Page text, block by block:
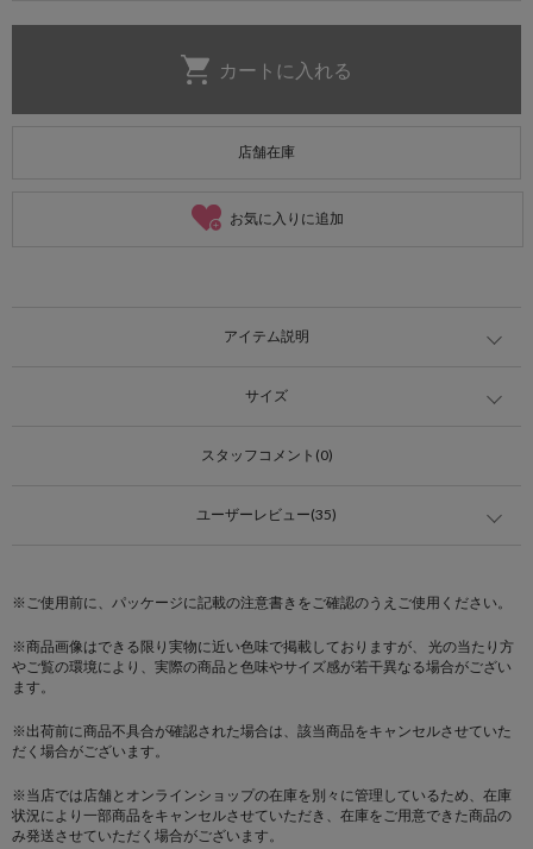
店舗在庫
お気に入りに追加
アイテム説明
サイズ
スタッフコメント(0)
ユーザーレビュー(35)
※ご使用前に、パッケージに記載の注意書きをご確認のうえご使用ください。
※商品画像はできる限り実物に近い色味で掲載しておりますが、 光の当たり方
やご覧の環境により、実際の商品と色味やサイズ感が若干異なる場合がござい
ます。
※出荷前に商品不具合が確認された場合は、該当商品をキャンセルさせていた
だく場合がございます。
※当店では店舗とオンラインショップの在庫を別々に管理しているため、在庫
状況により一部商品をキャンセルさせていただき、在庫をご用意できた商品の
み発送させていただく場合がございます。